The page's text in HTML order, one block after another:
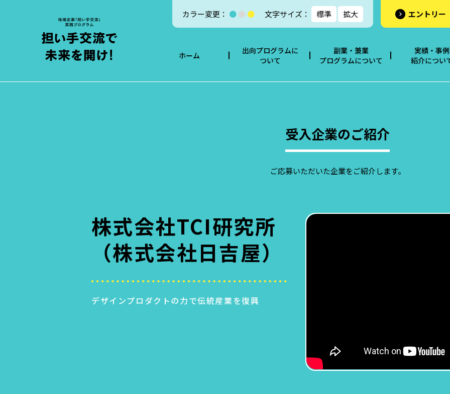
カラー変更： ● ● 文字サイズ： 標準 拡大 エントリー
ホーム
出向プログラムに
ついて
副業・兼業
プログラムについて
実績・事例
紹介につい
出向プログラムについて
副業・兼業プログラムについて
エントリー
お問い合わせ
受入企業のご紹介
ご応募いただいた企業をご紹介します。
株式会社TCI研究所
（株式会社日吉屋）
デザインプロダクトの力で伝統産業を復興